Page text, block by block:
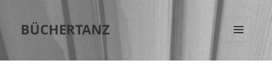
BÜCHERTANZ
UND